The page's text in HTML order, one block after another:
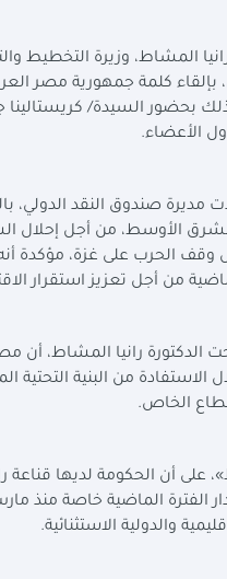
المشاط، وزيرة التخطيط
بحضور السيدة/ كريستالينا
الأعضاء.
مديرة صندوق النقد
الأوسط، من أجل إحلال
وقف الحرب على غزة، مؤكدة
من أجل تعزيز استقرار
الدكتورة رانيا المشاط، أن
الاستفادة من البنية التحتية
الخاص.
أن الحكومة لديها قناعة
والدولية الاستثنائية.